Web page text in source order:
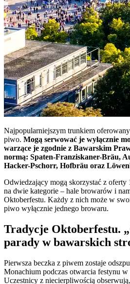
Najpopularniejszym trunkiem
piwo. Mogą serwować je wyłącznie
warzące je zgodnie z Bawarskim
normą: Spaten-Franziskaner-Bräu,
Hacker-Pschorr, Hofbräu oraz
Odwiedzający mogą skorzystać z
na dwie kategorie – hale browarów i
Oktoberfestu. Każdy z nich może w
piwo wyłącznie jednego browaru.
Tradycje Oktoberfestu.
parady w bawarskich
Pierwsza beczka z piwem zostaje
Monachium podczas otwarcia festynu w
Uczestnicy z niecierpliwością